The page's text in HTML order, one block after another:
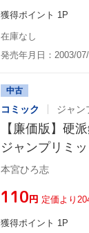
獲得ポイント 1P
在庫なし
発売年月日：2003/
中古
コミック ジャン
【廉価版】硬
ジャンプリミッ
本宮ひろ志
¥110円 定価より
獲得ポイント 1P